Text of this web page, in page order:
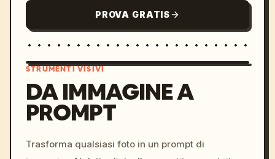
PROVA GRATIS
colors, 8k --v 6.0
STRUMENTI VISIVI
DA IMMAGINE A
PROMPT
Trasforma qualsiasi foto in un prompt di